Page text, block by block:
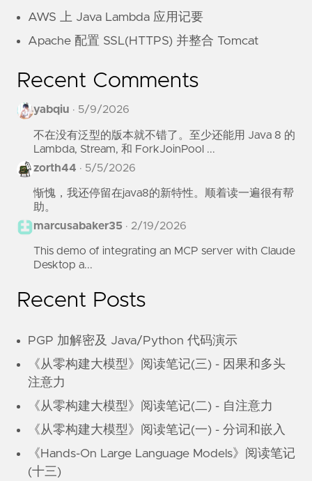
AWS 上 Java Lambda 应用记要
Apache 配置 SSL(HTTPS) 并整合 Tomcat
Recent Comments
yabqiu · 5/9/2026
不在没有泛型的版本就不错了。至少还能用 Java 8 的
Lambda, Stream, 和 ForkJoinPool ...
zorth44 · 5/5/2026
惭愧，我还停留在java8的新特性。顺着读一遍很有帮
助。
marcusabaker35 · 2/19/2026
This demo of integrating an MCP server with Claude
Desktop a...
Recent Posts
PGP 加解密及 Java/Python 代码演示
《从零构建大模型》阅读笔记(三) - 因果和多头
注意力
《从零构建大模型》阅读笔记(二) - 自注意力
《从零构建大模型》阅读笔记(一) - 分词和嵌入
《Hands-On Large Language Models》阅读笔记
(十三)